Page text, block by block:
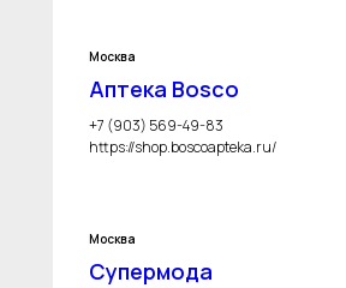
Москва
Аптека Bosco
+7 (903) 569-49-83
https://shop.boscoapteka.ru/
Москва
Супермода